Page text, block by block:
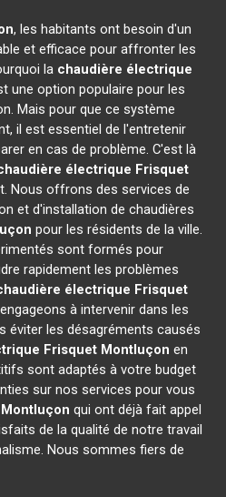
, les habitants ont besoin d'un
et efficace pour affronter les
la chaudière électrique
une option populaire pour les
Mais pour que ce système
il est essentiel de l'entretenir
en cas de problème. C'est là
électrique Frisquet
Nous offrons des services de
et d'installation de chaudières
pour les résidents de la ville.
sont formés pour
rapidement les problèmes
électrique Frisquet
à intervenir dans les
éviter les désagréments causés
Frisquet Montluçon en
sont adaptés à votre budget
sur nos services pour vous
Montluçon qui ont déjà fait appel
de la qualité de notre travail
Nous sommes fiers de